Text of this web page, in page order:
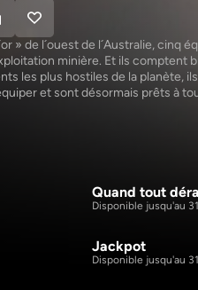
» de l´ouest de l´Australie, cinq
minière. Et ils comptent
les plus hostiles de la planète,
et sont désormais prêts à
supporter des températures
surmonter les inévitables pannes
Sans parler des serpents
plus de 1600 équipes d´orpailleurs
l´espoir d´y trouver de
S1 E2
Quand tout
Disponible jusqu'au
S2 E2
Jackpot
Disponible jusqu'au